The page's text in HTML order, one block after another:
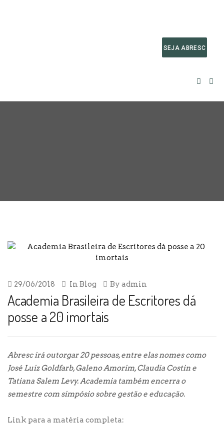
SEJA ABRESC
29/06/2018 In Blog By admin
Academia Brasileira de Escritores dá
posse a 20 imortais
Abresc irá outorgar 20 pessoas, entre elas nomes como
José Luiz Goldfarb, Galeno Amorim, Claudia Costin e
Tatiana Salem Levy. Academia também encerra o
semestre com simpósio sobre gestão e educação.
Link para a matéria completa: